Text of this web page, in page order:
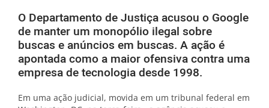
O Departamento de Justiça acusou o Google
de manter um monopólio ilegal sobre
buscas e anúncios em buscas. A ação é
apontada como a maior ofensiva contra uma
empresa de tecnologia desde 1998.
Em uma ação judicial, movida em um tribunal federal em